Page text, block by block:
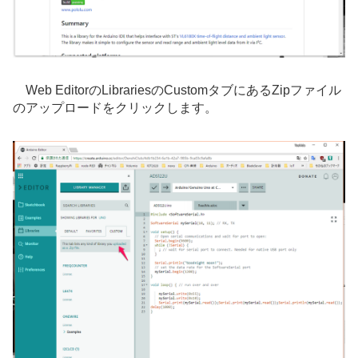
Web EditorのLibrariesのCustomタブにあるZipファイル
のアップロードをクリックします。